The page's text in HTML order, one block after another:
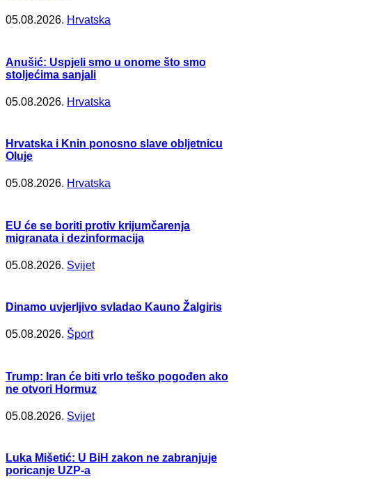
05.08.2026. Hrvatska
Anušić: Uspjeli smo u onome što smo
stoljećima sanjali
05.08.2026. Hrvatska
Hrvatska i Knin ponosno slave obljetnicu
Oluje
05.08.2026. Hrvatska
EU će se boriti protiv krijumčarenja
migranata i dezinformacija
05.08.2026. Svijet
Dinamo uvjerljivo svladao Kauno Žalgiris
05.08.2026. Šport
Trump: Iran će biti vrlo teško pogođen ako
ne otvori Hormuz
05.08.2026. Svijet
Luka Mišetić: U BiH zakon ne zabranjuje
poricanje UZP-a